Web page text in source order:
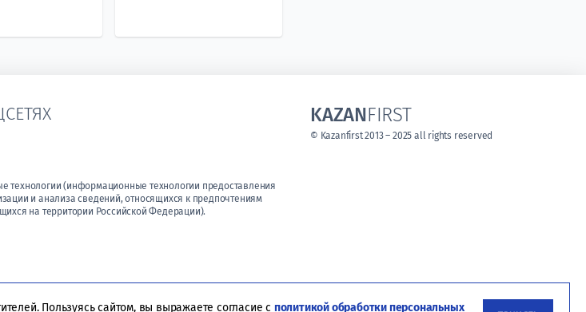
технологии (информационные технологии предоставления
и анализа сведений, относящихся к предпочтениям
на территории Российской Федерации).
KAZANFIRST
© Kazanfirst 2013 – 2025 all rights reserved
Пользуясь сайтом, вы выражаете согласие с политикой обработки персональных